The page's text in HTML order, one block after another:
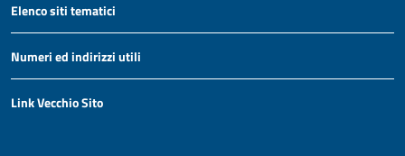
Elenco siti tematici
Numeri ed indirizzi utili
Link Vecchio Sito